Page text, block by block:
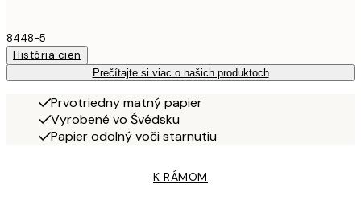
8448-5
História cien
Prečítajte si viac o našich produktoch
Prvotriedny matný papier
Vyrobené vo Švédsku
Papier odolný voči starnutiu
K RÁMOM